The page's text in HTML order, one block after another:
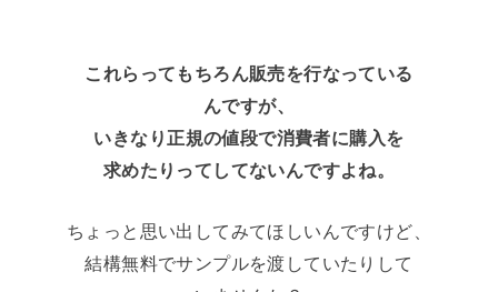
これらってもちろん販売を行なっている
んですが、
いきなり正規の値段で消費者に購入を
求めたりってしてないんですよね。
ちょっと思い出してみてほしいんですけど、
結構無料でサンプルを渡していたりして